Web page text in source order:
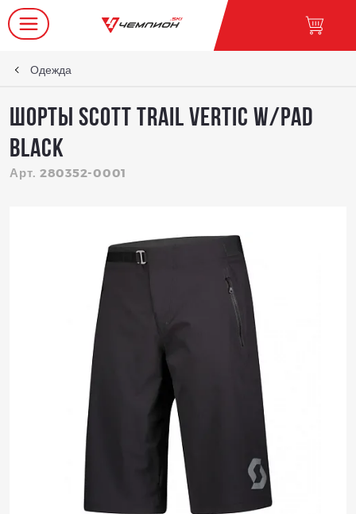
Одежда
Шорты SCOTT Trail Vertic w/pad
black
Арт. 280352-0001